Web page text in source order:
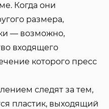
Когда они
размера,
— возможно,
входящего
которого пресс
следят за тем,
пластик, выходящий